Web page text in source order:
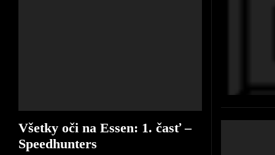
Všetky oči na Essen: 1. časť –
Speedhunters